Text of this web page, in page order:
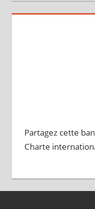
Partagez cette
Charte